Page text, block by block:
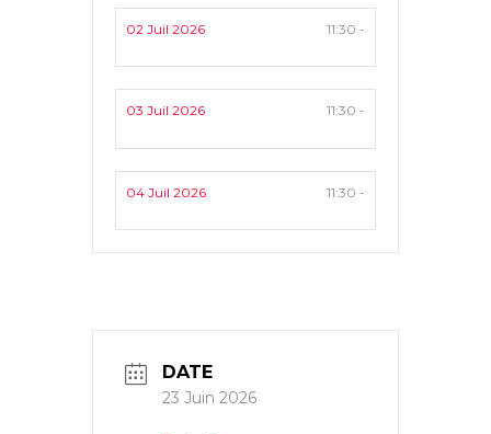
02 Juil 2026 11:30 -
03 Juil 2026 11:30 -
04 Juil 2026 11:30 -
DATE
23 Juin 2026